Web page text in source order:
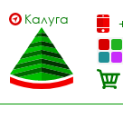
Калуга